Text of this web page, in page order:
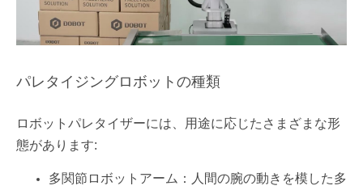
パレタイジングロボットの種類
ロボットパレタイザーには、用途に応じたさまざまな形
態があります:
多関節ロボットアーム：人間の腕の動きを模した多